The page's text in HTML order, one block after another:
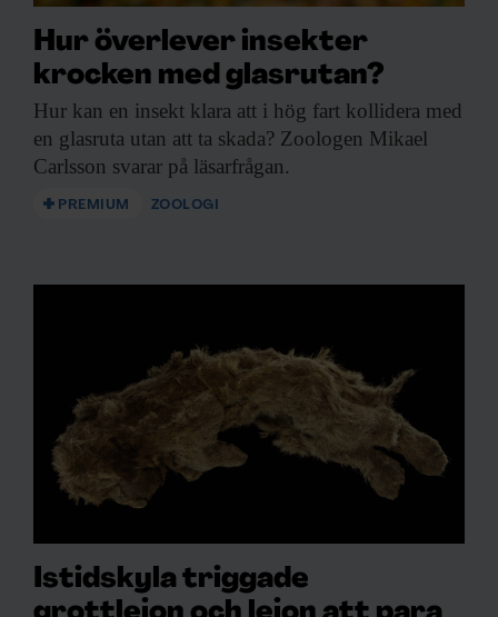
Hur överlever insekter
krocken med glasrutan?
Hur kan en insekt klara att i hög fart kollidera med
en glasruta utan att ta skada? Zoologen Mikael
Carlsson svarar på läsarfrågan.
PREMIUM ZOOLOGI
Istidskyla triggade